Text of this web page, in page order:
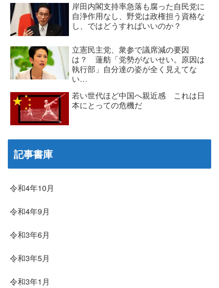
岸田内閣支持率急落も腐った自民党に
自浄作用なし、野党は政権担う資格な
し、ではどうすればいいのか？
立憲民主党、衆参で議席減の要因
は？ 蓮舫「党勢がないせい。原因は
執行部」自分達の姿が全く見えてな
い…
若い世代ほど中国へ親近感 これは日
本にとっての危機だ
記事書庫
令和4年10月
令和4年9月
令和3年6月
令和3年5月
令和3年1月